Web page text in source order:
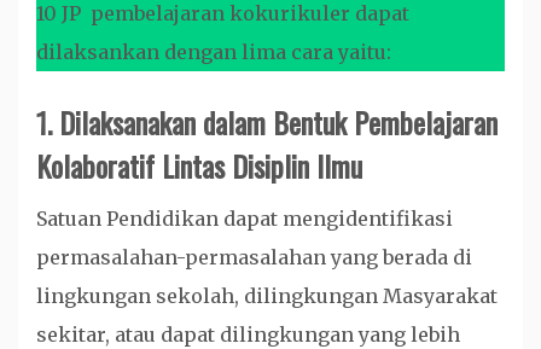
10 JP pembelajaran kokurikuler dapat
dilaksankan dengan lima cara yaitu:
1.Dilaksanakan dalam Bentuk Pembelajaran
Kolaboratif Lintas Disiplin Ilmu
Satuan Pendidikan dapat mengidentifikasi
permasalahan-permasalahan yang berada di
lingkungan sekolah, dilingkungan Masyarakat
sekitar, atau dapat dilingkungan yang lebih